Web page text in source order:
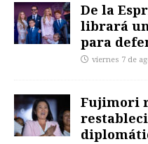
De la
librará
para
viernes 7 de
Fujimori